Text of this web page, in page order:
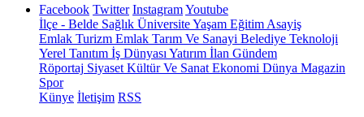
Facebook Twitter InstagramYoutube
İlçe - Belde Sağlık ÜniversiteYaşam Eğitim Asayiş
Emlak Turizm Emlak Tarım Ve Sanayi Belediye Teknoloji
Yerel Tanıtım İş Dünyası Yatırım İlan Gündem
Röportaj Siyaset Kültür Ve Sanat Ekonomi Dünya Magazin
Spor
Künye İletişim RSS